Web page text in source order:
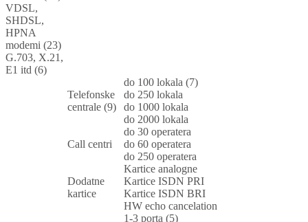
VDSL,
SHDSL,
HPNA
modemi (23)
G.703, X.21,
E1 itd (6)
Telefonske
centrale (9)
do 100 lokala (7)
do 250 lokala
do 1000 lokala
do 2000 lokala
Call centri
do 30 operatera
do 60 operatera
do 250 operatera
Dodatne
kartice
Kartice analogne
Kartice ISDN PRI
Kartice ISDN BRI
HW echo cancelation
1-3 porta (5)